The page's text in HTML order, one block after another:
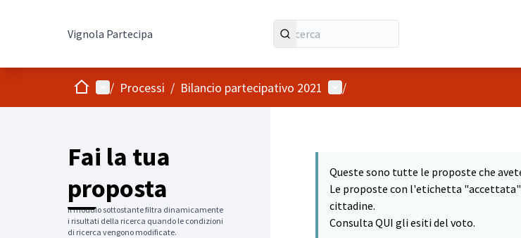
Vignola Partecipa
HomeMenù principale
/ Processi / Bilancio partecipativo 2021 Menù utente
/
Fai la tua
proposta
Il modulo sottostante filtra dinamicamente
i risultati della ricerca quando le condizioni
di ricerca vengono modificate.
Queste sono tutte le proposte che
Le proposte con l'etichetta
cittadine.
Consulta QUI gli esiti del voto.